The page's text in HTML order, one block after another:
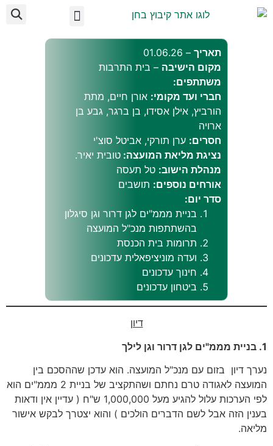
לתוכן
תאריך – 01.06.26
מקום הישיבה – בית התרבות
משתתפים:
חברי ועד מקומי: אורן חיים, מתת
הורביץ, אילן אסידו, בן ברגר, גבע בן
ארויה
חסרים: ערן תורקי, אביטל סוצ'י
נציגת מליאת המועצה:טובית יאיר.
מנהלת הישוב: טל תעסה
אורחים נוספים: תושבים
סדר יום:
בניית מממ"ים לגן דרור וגן סיגלון
בהשתתפות מנכ"ל המועצה
תרומות בית הכנסת
ועדה מוניציפאלית עדכונים
חינוך עדכונים
ביטחון עדכונים
דיון
1. בניית מממ"ים לגן דרור וגן לילך
נערך דיון בזום עם מנכ"ל המועצה. הוא עדכן שההסכם בין
המועצה לאגודה טרם נחתם ושהתקציב של בניית 2 מממ"ים הוא
לפי הערכות עלול להגיע מעל 1,000,000 ש"ח ( עדיין אין ודאות
בענין הזה אבל לשם הדברים הולכים ) והוא יצטרך לבקש אישור
מליאה.